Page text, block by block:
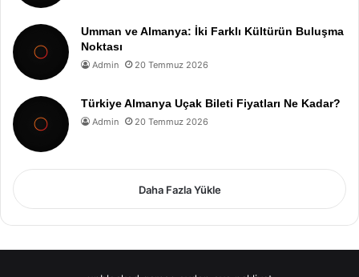
Umman ve Almanya: İki Farklı Kültürün Buluşma
Noktası
Admin 20 Temmuz 2026
Türkiye Almanya Uçak Bileti Fiyatları Ne Kadar?
Admin 20 Temmuz 2026
Daha Fazla Yükle